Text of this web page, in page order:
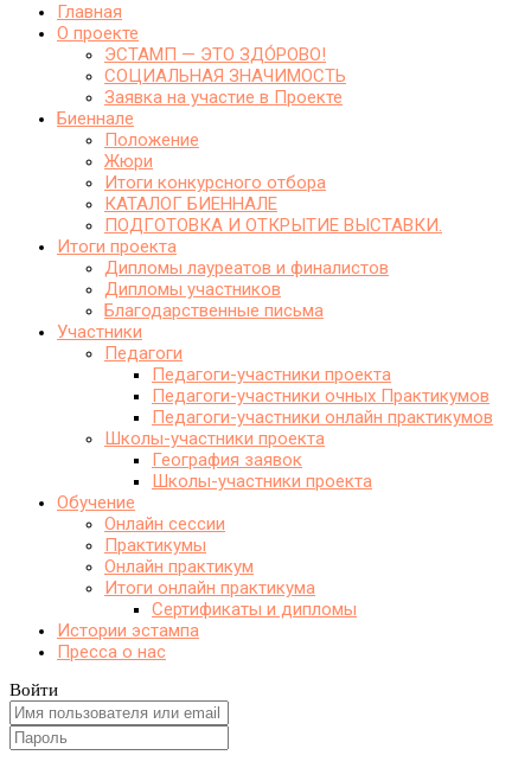
Главная
О проекте
ЭСТАМП — ЭТО ЗДО́РОВО!
СОЦИАЛЬНАЯ ЗНАЧИМОСТЬ
Заявка на участие в Проекте
Биеннале
Положение
Жюри
Итоги конкурсного отбора
КАТАЛОГ БИЕННАЛЕ
ПОДГОТОВКА И ОТКРЫТИЕ ВЫСТАВКИ.
Итоги проекта
Дипломы лауреатов и финалистов
Дипломы участников
Благодарственные письма
Участники
Педагоги
Педагоги-участники проекта
Педагоги-участники очных Практикумов
Педагоги-участники онлайн практикумов
Школы-участники проекта
География заявок
Школы-участники проекта
Обучение
Онлайн сессии
Практикумы
Онлайн практикум
Итоги онлайн практикума
Сертификаты и дипломы
Истории эстампа
Пресса о нас
Войти